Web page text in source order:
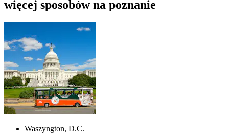
więcej sposobów na poznanie
Waszyngton, D.C.